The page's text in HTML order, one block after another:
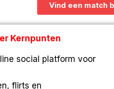
Vind een match
Kernpunten
social platform voor
flirts en